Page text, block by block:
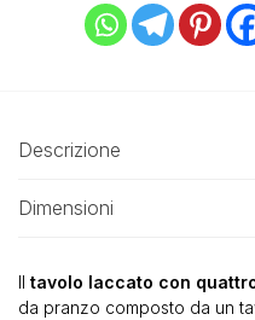
Descrizione
Dimensioni
Il tavolo laccato con
da pranzo composto da un